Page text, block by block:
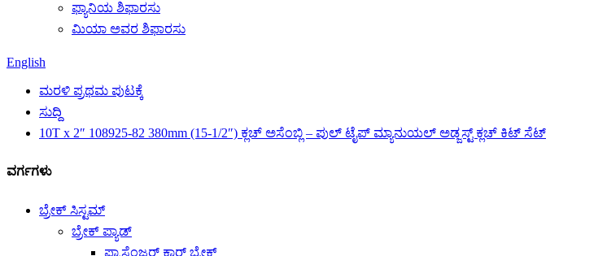
ಫ್ಯಾನಿಯ ಶಿಫಾರಸು
ಮಿಯಾ ಅವರ ಶಿಫಾರಸು
English
ಮರಳಿ ಪ್ರಥಮ ಪುಟಕ್ಕೆ
ಸುದ್ದಿ
10T x 2″ 108925-82 380mm (15-1/2″) ಕ್ಲಚ್ ಅಸೆಂಬ್ಲಿ – ಪುಲ್ ಟೈಪ್ ಮ್ಯಾನುಯಲ್ ಅಡ್ಜಸ್ಟ್ ಕ್ಲಚ್ ಕಿಟ್ ಸೆಟ್
ವರ್ಗಗಳು
ಬ್ರೇಕ್ ಸಿಸ್ಟಮ್
ಬ್ರೇಕ್ ಪ್ಯಾಡ್
ಪ್ಯಾಸೆಂಜರ್ ಕಾರ್ ಬ್ರೇಕ್